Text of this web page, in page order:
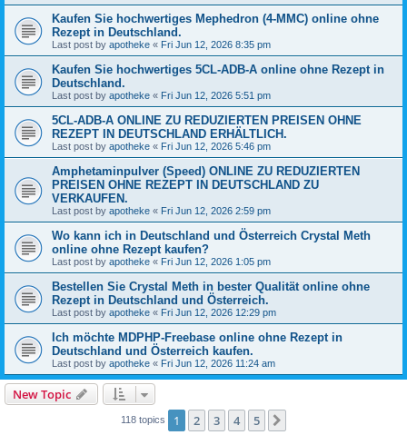
Kaufen Sie hochwertiges Mephedron (4-MMC) online ohne
Rezept in Deutschland.
Last post by apotheke « Fri Jun 12, 2026 8:35 pm
Kaufen Sie hochwertiges 5CL-ADB-A online ohne Rezept in
Deutschland.
Last post by apotheke « Fri Jun 12, 2026 5:51 pm
5CL-ADB-A ONLINE ZU REDUZIERTEN PREISEN OHNE
REZEPT IN DEUTSCHLAND ERHÄLTLICH.
Last post by apotheke « Fri Jun 12, 2026 5:46 pm
Amphetaminpulver (Speed) ONLINE ZU REDUZIERTEN
PREISEN OHNE REZEPT IN DEUTSCHLAND ZU
VERKAUFEN.
Last post by apotheke « Fri Jun 12, 2026 2:59 pm
Wo kann ich in Deutschland und Österreich Crystal Meth
online ohne Rezept kaufen?
Last post by apotheke « Fri Jun 12, 2026 1:05 pm
Bestellen Sie Crystal Meth in bester Qualität online ohne
Rezept in Deutschland und Österreich.
Last post by apotheke « Fri Jun 12, 2026 12:29 pm
Ich möchte MDPHP-Freebase online ohne Rezept in
Deutschland und Österreich kaufen.
Last post by apotheke « Fri Jun 12, 2026 11:24 am
New Topic
118 topics 1 2 3 4 5